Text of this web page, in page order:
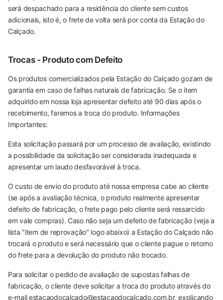
será despachado para a residência do cliente sem custos
adicionais, isto é, o frete de volta será por conta da Estação do
Calçado.
Trocas - Produto com Defeito
Os produtos comercializados pela Estação do Calçado gozam de
garantia em caso de falhas naturais de fabricação. Se o item
adquirido em nossa loja apresentar defeito até 90 dias após o
recebimento, faremos a troca do produto. Informações
Importantes:
Esta solicitação passará por um processo de avaliação, existindo
a possibilidade da solicitação ser considerada inadequada e
apresentar um laudo desfavorável à troca.
O custo de envio do produto até nossa empresa cabe ao cliente
(se após a avaliação técnica, o produto realmente apresentar
defeito de fabricação, o frete pago pelo cliente será ressarcido
em vale compras). Caso não seja um defeito de fabricação (veja a
lista "item de reprovação" logo abaixo) a Estação do Calçado não
trocará o produto e será necessário que o cliente pague o retorno
do frete para a devolução do produto não trocado.
Para solicitar o pedido de avaliação de supostas falhas de
fabricação, o cliente deve solicitar a troca do produto através do
e-mail estacaodocalcado@estacaodocalcado.com.br, explicando